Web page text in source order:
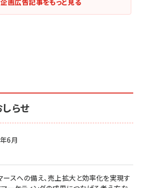
企画広告記事をもっと見る
らせ
6月
ースへの備え、売上拡大と効率化を実現す